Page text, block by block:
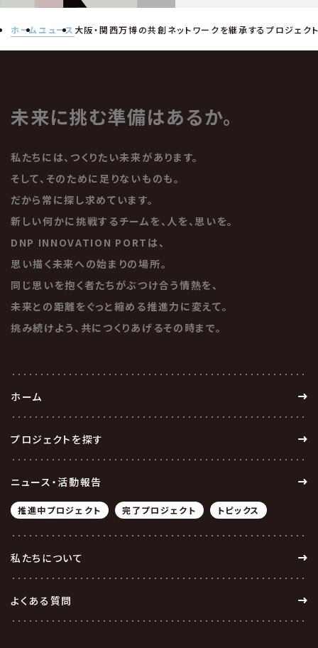
ホームニュース 大阪・関西万博の共創ネットワークを継承するプロジェ
未来に挑む準備はあるか。
私たちには、つくりたい未来があります。
そして、そのために足りないものも。
だから常に探し求めています。
新しい何かに挑戦するチームを、人を、思いを。
DNP INNOVATION PORTは、
思い描く未来への始まりの場所。
同じ思いを抱く者たちがぶつけ合う情熱を、
未来との距離をぐっと縮める推進力に変えて。
挑み続けよう、共につくりあげるその時まで。
ホーム
プロジェクトを探す
ニュース・活動報告
推進中プロジェクト 完了プロジェクト トピックス
私たちについて
よくある質問